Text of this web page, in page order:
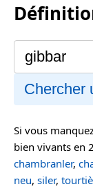
Chercher
Si vous
bien vivants en
chambranler,
neu, siler,